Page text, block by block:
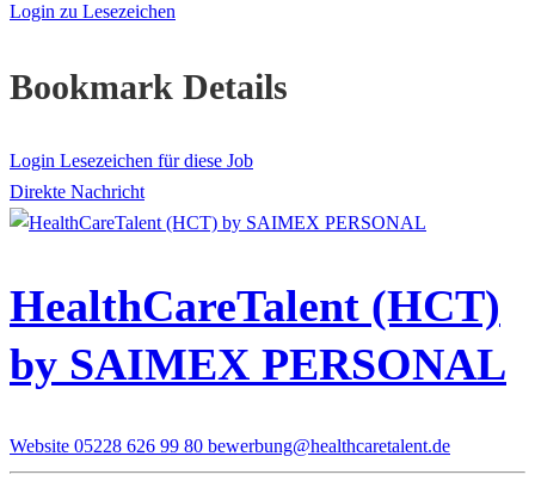
Login zu Lesezeichen
Bookmark Details
Login Lesezeichen für diese Job
Direkte Nachricht
HealthCareTalent (HCT)
by SAIMEX PERSONAL
Website 05228 626 99 80 bewerbung@healthcaretalent.de